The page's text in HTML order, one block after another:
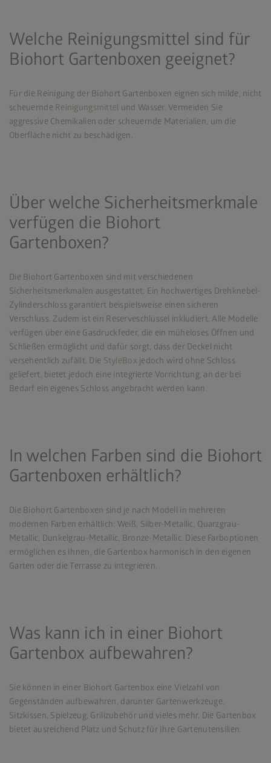
Welche Reinigungsmittel sind für
Biohort Gartenboxen geeignet?
Für die Reinigung der Biohort Gartenboxen eignen sich milde, nicht
scheuernde Reinigungsmittel und Wasser. Vermeiden Sie
aggressive Chemikalien oder scheuernde Materialien, um die
Oberfläche nicht zu beschädigen.
Über welche Sicherheitsmerkmale
verfügen die Biohort
Gartenboxen?
Die Biohort Gartenboxen sind mit verschiedenen
Sicherheitsmerkmalen ausgestattet. Ein hochwertiges Drehknebel-
Zylinderschloss garantiert beispielsweise einen sicheren
Verschluss. Zudem ist ein Reserveschlüssel inkludiert. Alle Modelle
verfügen über eine Gasdruckfeder, die ein müheloses Öffnen und
Schließen ermöglicht und dafür sorgt, dass der Deckel nicht
versehentlich zufällt. Die StyleBox jedoch wird ohne Schloss
geliefert, bietet jedoch eine integrierte Vorrichtung, an der bei
Bedarf ein eigenes Schloss angebracht werden kann.
In welchen Farben sind die Biohort
Gartenboxen erhältlich?
Die Biohort Gartenboxen sind je nach Modell in mehreren
modernen Farben erhältlich: Weiß, Silber-Metallic, Quarzgrau-
Metallic, Dunkelgrau-Metallic, Bronze-Metallic. Diese Farboptionen
ermöglichen es Ihnen, die Gartenbox harmonisch in den eigenen
Garten oder die Terrasse zu integrieren.
Was kann ich in einer Biohort
Gartenbox aufbewahren?
Sie können in einer Biohort Gartenbox eine Vielzahl von
Gegenständen aufbewahren, darunter Gartenwerkzeuge,
Sitzkissen, Spielzeug, Grillzubehör und vieles mehr. Die Gartenbox
bietet ausreichend Platz und Schutz für Ihre Gartenutensilien.